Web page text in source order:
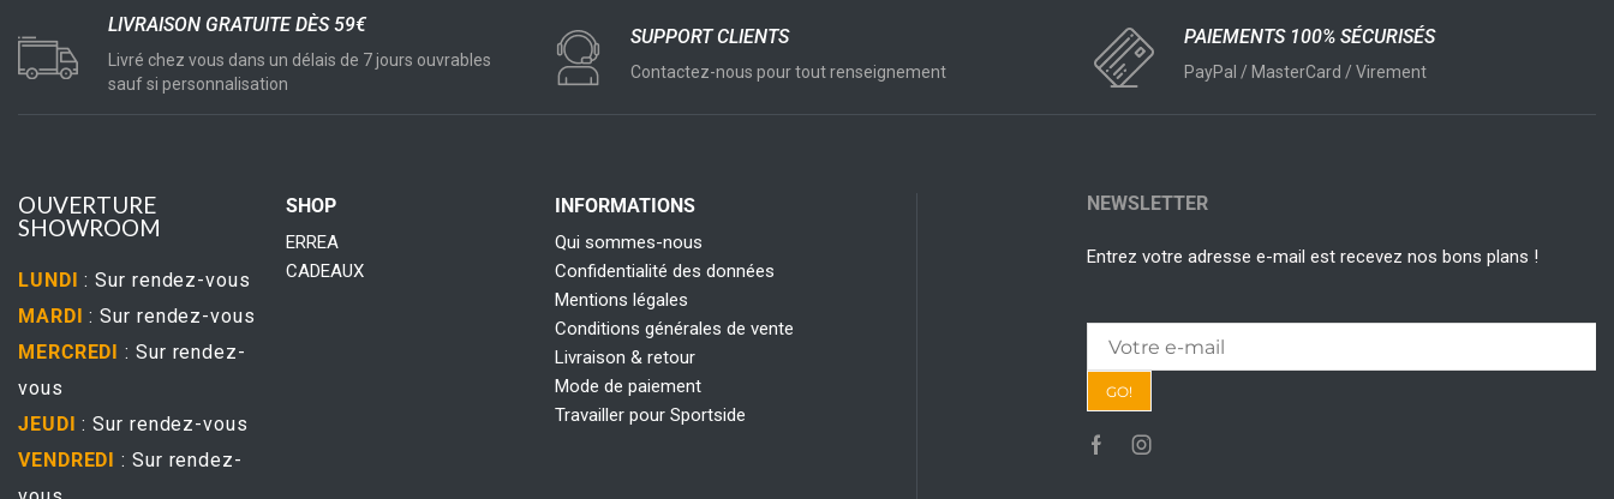
LIVRAISON GRATUITE DÈS 59€
Livré chez vous dans un délais de 7 jours ouvrables
sauf si personnalisation
SUPPORT CLIENTS
Contactez-nous pour tout renseignement
PAIEMENTS 100% SÉCURISÉS
PayPal / MasterCard / Virement
OUVERTURE
SHOWROOM
LUNDI : Sur rendez-vous
MARDI: Sur rendez-vous
MERCREDI : Sur rendez-
vous
JEUDI : Sur rendez-vous
VENDREDI : Sur rendez-
SHOP
ERREA
CADEAUX
INFORMATIONS
Qui sommes-nous
Confidentialité des données
Mentions légales
Conditions générales de vente
Livraison & retour
Mode de paiement
Travailler pour Sportside
NEWSLETTER
Entrez votre adresse e-mail est recevez nos bons plans !